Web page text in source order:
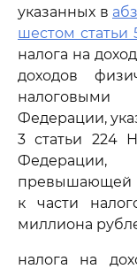
указанных в
шестом статьи
налога на
доходов
налоговыми
Федерации,
3 статьи 224
превышающей
к части
миллиона
налога на